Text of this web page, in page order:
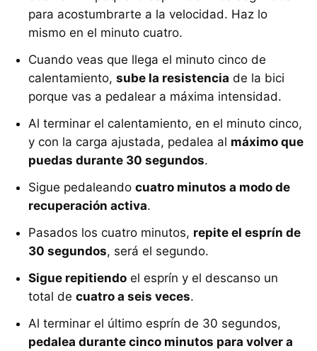
para acostumbrarte a la velocidad. Haz lo
mismo en el minuto cuatro.
Cuando veas que llega el minuto cinco de
calentamiento, sube la resistencia de la bici
porque vas a pedalear a máxima intensidad.
Al terminar el calentamiento, en el minuto cinco,
y con la carga ajustada, pedalea al máximo que
puedas durante 30 segundos.
Sigue pedaleando cuatro minutos a modo de
recuperación activa.
Pasados los cuatro minutos, repite el esprín de
30 segundos, será el segundo.
Sigue repitiendo el esprín y el descanso un
total de cuatro a seis veces.
Al terminar el último esprín de 30 segundos,
pedalea durante cinco minutos para volver a